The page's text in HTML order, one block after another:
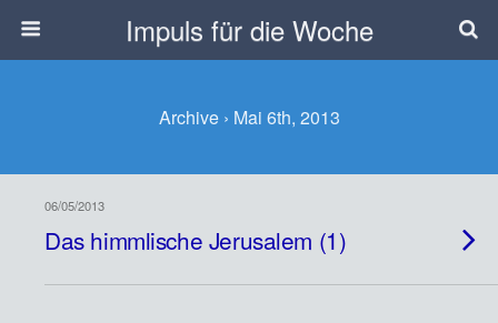
Impuls für die Woche
Archive › Mai 6th, 2013
06/05/2013
Das himmlische Jerusalem (1)